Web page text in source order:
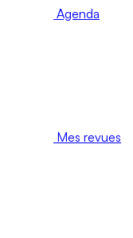
Agenda
Mes revues